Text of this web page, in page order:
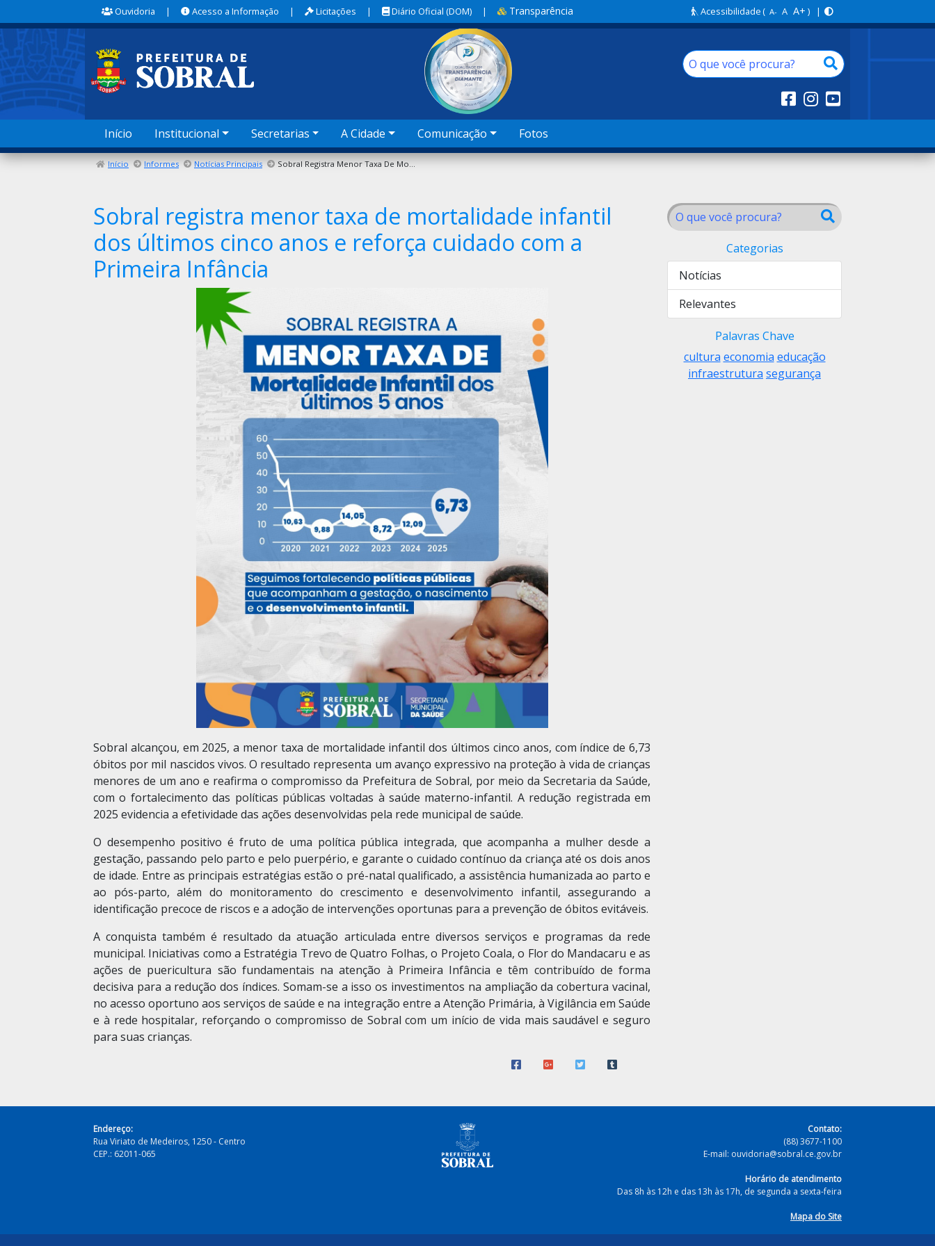
Ouvidoria | Acesso a Informação | Licitações | Diário Oficial (DOM) | Transparência Acessibilidade( A- A A+ ) |
Início Institucional Secretarias A Cidade Comunicação Fotos
Início Informes Notícias Principais Sobral Registra Menor Taxa De Mortalidade Infantil Dos Últimos Cinco Anos E Reforça Cuidado Com A Primeira Infância
Categorias
Notícias
Relevantes
Palavras Chave
cultura economia educação
infraestrutura segurança
Sobral registra menor taxa de mortalidade infantil
dos últimos cinco anos e reforça cuidado com a
Primeira Infância
Sobral alcançou, em 2025, a menor taxa de mortalidade infantil dos últimos cinco anos, com índice de 6,73
óbitos por mil nascidos vivos. O resultado representa um avanço expressivo na proteção à vida de crianças
menores de um ano e reafirma o compromisso da Prefeitura de Sobral, por meio da Secretaria da Saúde,
com o fortalecimento das políticas públicas voltadas à saúde materno-infantil. A redução registrada em
2025 evidencia a efetividade das ações desenvolvidas pela rede municipal de saúde.
O desempenho positivo é fruto de uma política pública integrada, que acompanha a mulher desde a
gestação, passando pelo parto e pelo puerpério, e garante o cuidado contínuo da criança até os dois anos
de idade. Entre as principais estratégias estão o pré-natal qualificado, a assistência humanizada ao parto e
ao pós-parto, além do monitoramento do crescimento e desenvolvimento infantil, assegurando a
identificação precoce de riscos e a adoção de intervenções oportunas para a prevenção de óbitos evitáveis.
A conquista também é resultado da atuação articulada entre diversos serviços e programas da rede
municipal. Iniciativas como a Estratégia Trevo de Quatro Folhas, o Projeto Coala, o Flor do Mandacaru e as
ações de puericultura são fundamentais na atenção à Primeira Infância e têm contribuído de forma
decisiva para a redução dos índices. Somam-se a isso os investimentos na ampliação da cobertura vacinal,
no acesso oportuno aos serviços de saúde e na integração entre a Atenção Primária, à Vigilância em Saúde
e à rede hospitalar, reforçando o compromisso de Sobral com um início de vida mais saudável e seguro
para suas crianças.
Endereço:
Rua Viriato de Medeiros, 1250 - Centro
CEP.: 62011-065
Contato:
(88) 3677-1100
E-mail: ouvidoria@sobral.ce.gov.br
Horário de atendimento
Das 8h às 12h e das 13h às 17h, de segunda a sexta-feira
Mapa do Site